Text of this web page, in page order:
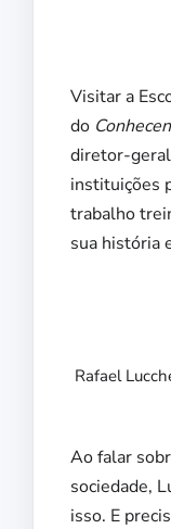
Visitar a
do
diretor-geral
instituições
trabalho
sua história
Rafael
Ao falar
sociedade,
isso. E